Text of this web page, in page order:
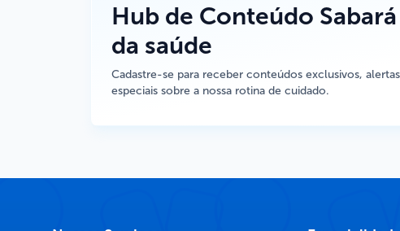
Hub de Conteúdo
da saúde
Cadastre-se para receber conteúdos exclusivos,
especiais sobre a nossa rotina de cuidado.